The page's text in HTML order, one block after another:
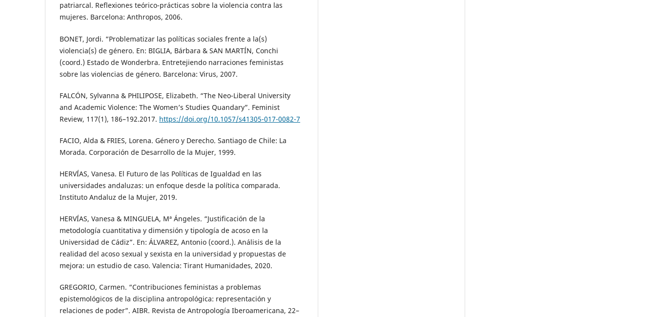
patriarcal. Reflexiones teórico-prácticas sobre la violencia contra las
mujeres. Barcelona: Anthropos, 2006.
BONET, Jordi. “Problematizar las políticas sociales frente a la(s)
violencia(s) de género. En: BIGLIA, Bárbara & SAN MARTÍN, Conchi
(coord.) Estado de Wonderbra. Entretejiendo narraciones feministas
sobre las violencias de género. Barcelona: Virus, 2007.
FALCÓN, Sylvanna & PHILIPOSE, Elizabeth. “The Neo-Liberal University
and Academic Violence: The Women’s Studies Quandary”. Feminist
Review, 117(1), 186–192.2017. https://doi.org/10.1057/s41305-017-0082-7
FACIO, Alda & FRIES, Lorena. Género y Derecho. Santiago de Chile: La
Morada. Corporación de Desarrollo de la Mujer, 1999.
HERVÍAS, Vanesa. El Futuro de las Políticas de Igualdad en las
universidades andaluzas: un enfoque desde la política comparada.
Instituto Andaluz de la Mujer, 2019.
HERVÍAS, Vanesa & MINGUELA, Mª Ángeles. “Justificación de la
metodología cuantitativa y dimensión y tipología de acoso en la
Universidad de Cádiz”. En: ÁLVAREZ, Antonio (coord.). Análisis de la
realidad del acoso sexual y sexista en la universidad y propuestas de
mejora: un estudio de caso. Valencia: Tirant Humanidades, 2020.
GREGORIO, Carmen. “Contribuciones feministas a problemas
epistemológicos de la disciplina antropológica: representación y
relaciones de poder”. AIBR. Revista de Antropología Iberoamericana, 22–